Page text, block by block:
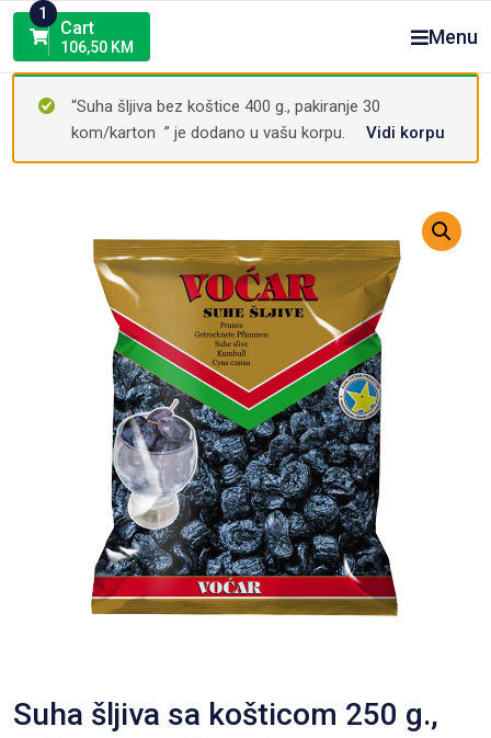
Skip
content
1
Cart
106,50 KM Menu
“Suha šljiva bez koštice 400 g., pakiranje 30
kom/karton ” je dodano u vašu korpu.
Vidi korpu
Suha šljiva sa košticom 250 g.,